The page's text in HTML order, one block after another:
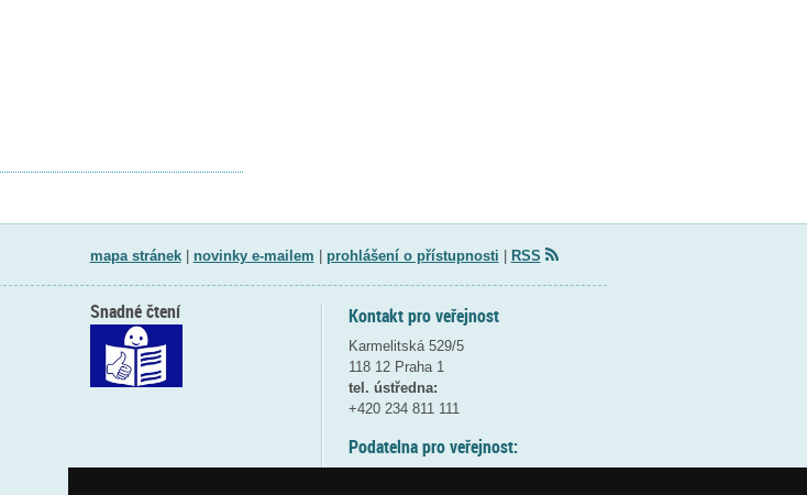
mapa stránek| novinky e-mailem prohlášení o přístupnosti RSS
Kontakt pro veřejnost
Karmelitská 529/5
118 12 Praha 1
tel. ústředna:
+420 234 811 111
Podatelna pro veřejnost:
Snadné čtení